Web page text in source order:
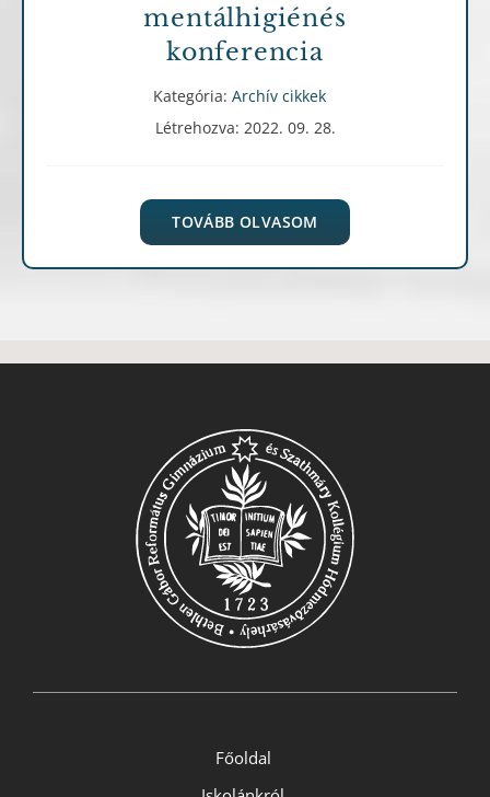
mentálhigiénés
konferencia
Kategória: Archív cikkek
Létrehozva: 2022. 09. 28.
TOVÁBB OLVASOM
Főoldal